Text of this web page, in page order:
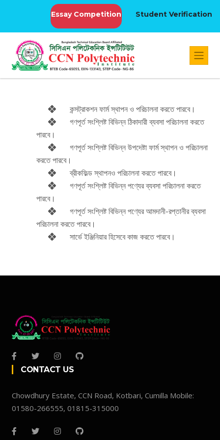
Essay Competition Student Verification
কন্সট্রাকশন ফার্ম স্থাপন ও পরিচালনা করতে পারবে।
গণপূর্ত সংশ্লিষ্ট বিভিন্ন ঠিকাদারী ব্যবসা পরিচালনা করতে
পারবে।
গণপূর্ত সংশ্লিষ্ট বিভিন্ন উপদেষ্টা ফার্ম স্থাপন ও পরিচালনা
করতে পারবে।
ব্রীকফিল্ড স্থাপনও পরিচালনা করতে পারবে।
গণপূর্ত সংশ্লিষ্ট বিভিন্ন পণ্যের ব্যবসা পরিচালনা করতে
পারবে।
গণপূর্ত সংশ্লিষ্ট বিভিন্ন পণ্যের আমদানী-রপ্তানীর ব্যবসা
পরিচালনা করতে পারবে।
সার্ভে ইঞ্জিনিয়ার হিসেবে কাজ করতে পারবে।
CONTACT US
Chowdhury Estate, CCN Road, Kotbari, Cumilla Mobile:
01580-266555, 01815-315000